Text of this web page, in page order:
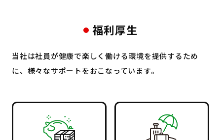
福利厚生
当社は社員が健康で楽しく働ける環境を提供するため
に、様々なサポートをおこなっています。